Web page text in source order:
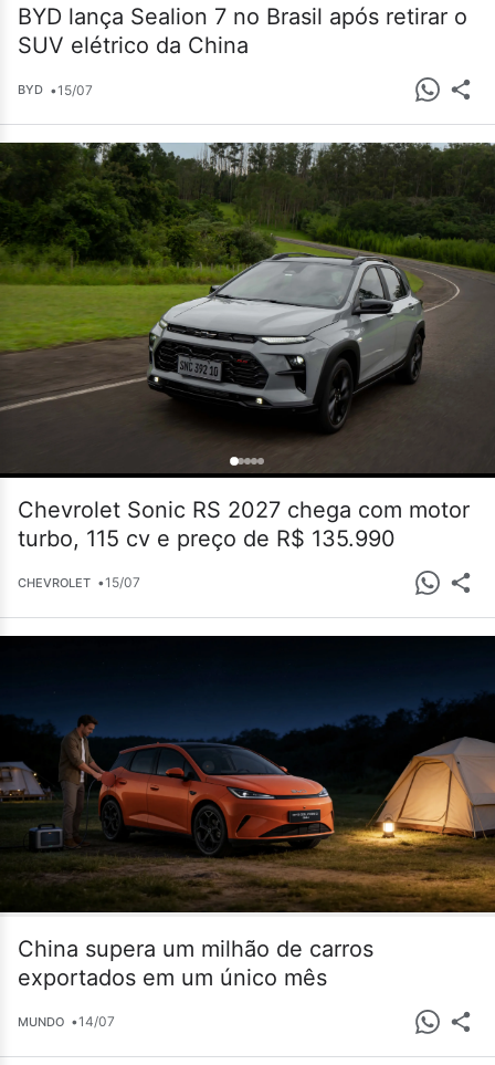
BYD lança Sealion 7 no Brasil após retirar o
SUV elétrico da China
BYD •15/07
Chevrolet Sonic RS 2027 chega com motor
turbo, 115 cv e preço de R$ 135.990
CHEVROLET •15/07
China supera um milhão de carros
exportados em um único mês
MUNDO •14/07